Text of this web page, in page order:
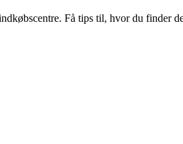
Få tips til, hvor du finder